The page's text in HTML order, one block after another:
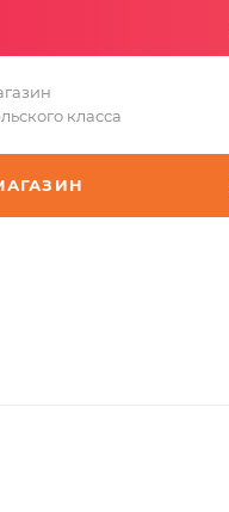
класса